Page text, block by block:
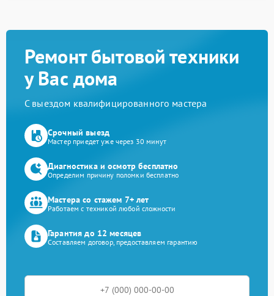
Ремонт бытовой техники
у Вас дома
С выездом квалифицированного мастера
Срочный выезд
Мастер приедет уже через 30 минут
Диагностика и осмотр бесплатно
Определим причину поломки бесплатно
Мастера со стажем 7+ лет
Работаем с техникой любой сложности
Гарантия до 12 месяцев
Составляем договор, предоставляем гарантию